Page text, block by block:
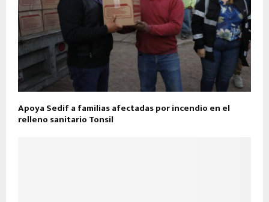
Apoya Sedif a familias afectadas por incendio en el
relleno sanitario Tonsil